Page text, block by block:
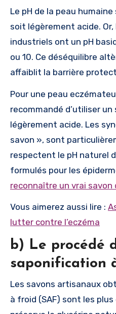
Le pH de la peau
soit légèrement acide.
industriels ont un pH
ou 10. Ce déséquilibre
affaiblit la barrière
Pour une peau
recommandé d’utiliser
légèrement acide. Les
savon », sont
respectent le pH naturel
formulés pour les
reconnaître un vrai savon
Vous aimerez aussi lire :
lutter contre l’eczéma
b) Le procédé
saponification
Les savons artisanaux
à froid (SAF) sont les plus